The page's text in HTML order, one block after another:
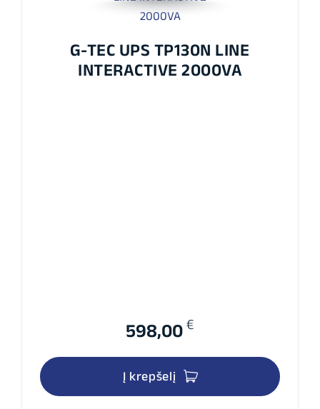
G-TEC UPS TP130N LINE
INTERACTIVE 2000VA
598,00 €
Į krepšelį